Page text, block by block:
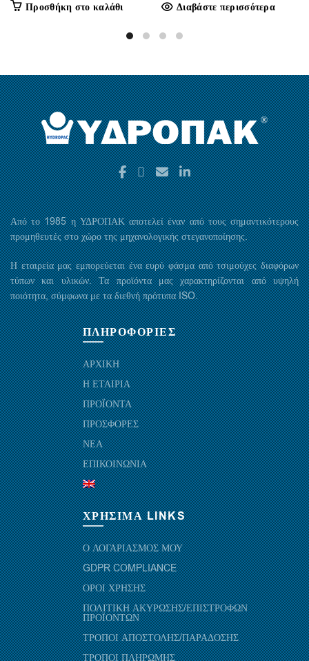
Προσθήκη στο καλάθι Διαβάστε περισσότερα
Από το 1985 η ΥΔΡΟΠΑΚ αποτελεί έναν από τους σημαντικότερους
προμηθευτές στο χώρο της μηχανολογικής στεγανοποίησης.
Η εταιρεία μας εμπορεύεται ένα ευρύ φάσμα από τσιμούχες διαφόρων
τύπων και υλικών. Τα προϊόντα μας χαρακτηρίζονται από υψηλή
ποιότητα, σύμφωνα με τα διεθνή πρότυπα ISO.
ΠΛΗΡΟΦΟΡΙΕΣ
ΑΡΧΙΚΗ
Η ΕΤΑΙΡΙΑ
ΠΡΟΪΟΝΤΑ
ΠΡΟΣΦΟΡΕΣ
ΝΕΑ
ΕΠΙΚΟΙΝΩΝΙΑ
ΧΡΗΣΙΜΑ LINKS
Ο ΛΟΓΑΡΙΑΣΜΟΣ ΜΟΥ
GDPR COMPLIANCE
ΟΡΟΙ ΧΡΗΣΗΣ
ΠΟΛΙΤΙΚΗ ΑΚΥΡΩΣΗΣ/ΕΠΙΣΤΡΟΦΩΝ
ΠΡΟΪΟΝΤΩΝ
ΤΡΟΠΟΙ ΑΠΟΣΤΟΛΗΣ/ΠΑΡΑΔΟΣΗΣ
ΤΡΟΠΟΙ ΠΛΗΡΩΜΗΣ